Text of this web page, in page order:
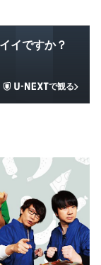
イですか？
で観る